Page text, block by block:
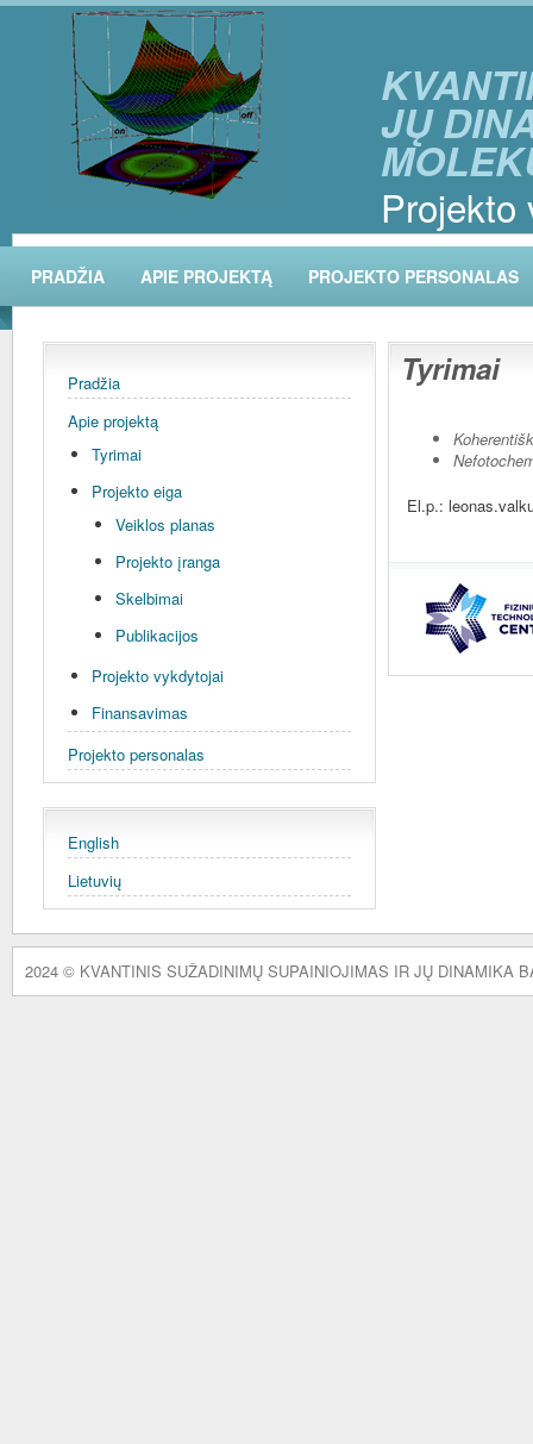
JŲ
Projekto
PRADŽIA APIE PROJEKTĄ PROJEKTO PERSONALAS
Pradžia
Apie projektą
Tyrimai
Projekto eiga
Veiklos planas
Projekto įranga
Skelbimai
Publikacijos
Projekto vykdytojai
Finansavimas
Projekto personalas
English
Lietuvių
Tyrimai
El.p.:
2024 © KVANTINIS SUŽADINIMŲ SUPAINIOJIMAS IR JŲ DINAMIKA